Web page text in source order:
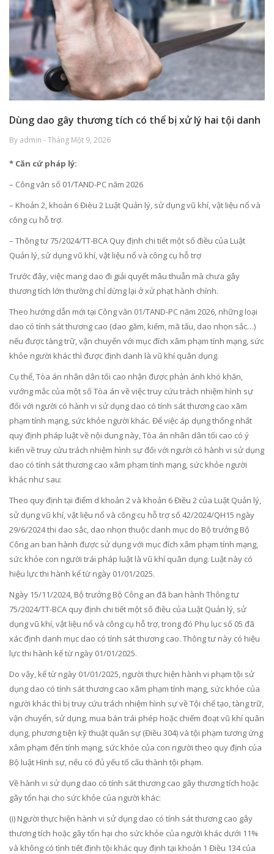
Dùng dao gây thương tích có thể bị xử lý hai tội danh
By admin - Tháng Một 9, 2026
* Căn cứ pháp lý:
– Công văn số 01/TAND-PC năm 2026
– Khoản 2, khoản 6 Đièu 2 Luật Quản lý, sử dụng vũ khí, vật liệu nổ và
công cụ hỗ trợ.
– Thông tư 75/2024/TT-BCA Quy định chi tiết một số điều của Luật
Quản lý, sử dụng vũ khí, vật liệu nổ và công cụ hỗ trợ
Trước đây, việc mang dao đi giải quyết mâu thuẫn mà chưa gây
thương tích lớn thường chỉ dừng lại ở xử phạt hành chính.
Theo hướng dẫn mới tại Công văn 01/TAND-PC năm 2026, những loại
dao có tính sát thương cao (dao găm, kiếm, mã tấu, dao nhọn sắc…)
nếu được tàng trữ, vận chuyển với mục đích xâm phạm tính mạng, sức
khỏe người khác thì được định danh là vũ khí quân dụng.
Cụ thể, Tòa án nhân dân tối cao nhận được phản ánh khó khăn,
vướng mắc của một số Tòa án về việc truy cứu trách nhiệm hình sự
đối với người có hành vi sử dụng dao có tính sát thương cao xâm
phạm tính mạng, sức khỏe người khác. Để việc áp dụng thống nhất
quy định pháp luật về nội dung này, Tòa án nhân dân tối cao có ý
kiến về truy cứu trách nhiệm hình sự đối với người có hành vi sử dụng
dao có tính sát thương cao xâm phạm tính mạng, sức khỏe người
khác như sau:
Theo quy định tại điểm d khoản 2 và khoản 6 Điều 2 của Luật Quản lý,
sử dụng vũ khí, vật liệu nổ và công cụ hỗ trợ số 42/2024/QH15 ngày
29/6/2024 thi dao sắc, dao nhọn thuộc danh mục do Bộ trưởng Bộ
Công an ban hành được sử dụng với mục đích xâm phạm tính mạng,
sức khỏe con người trái pháp luật là vũ khí quân dụng. Luật này có
hiệu lực thi hành kể từ ngày 01/01/2025.
Ngày 15/11/2024, Bộ trưởng Bộ Công an đã ban hành Thông tư
75/2024/TT-BCA quy định chi tiết một số điều của Luật Quản lý, sử
dụng vũ khí, vật liệu nổ và công cụ hỗ trợ, trong đó Phụ lục số 05 đã
xác định danh mục dao có tính sát thương cao. Thông tư này có hiệu
lực thi hành kể từ ngày 01/01/2025.
Do vậy, kể từ ngày 01/01/2025, người thực hiện hành vi phạm tội sử
dụng dao có tính sát thương cao xâm phạm tính mạng, sức khỏe của
người khác thì bị truy cứu trách nhiệm hình sự về Tội chế tạo, tàng trữ,
vận chuyển, sử dụng, mua bán trái phép hoặc chiếm đoạt vũ khí quân
dụng, phương tiện kỹ thuật quân sự (Điều 304) và tội phạm tương ứng
xâm phạm đến tính mạng, sức khỏe của con người theo quy định của
Bộ luật Hình sự, nếu có đủ yếu tố cấu thành tội phạm.
Về hành vi sử dụng dao có tính sát thương cao gây thương tích hoặc
gây tổn hại cho sức khỏe của người khác:
(i) Người thực hiện hành vi sử dụng dao có tính sát thương cao gây
thương tích hoặc gây tổn hại cho sức khỏe của người khác dưới 11%
và không có tình tiết định tội khác quy định tại khoản 1 Điều 134 của